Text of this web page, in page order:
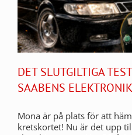
DET SLUTGILTIGA
SAABENS
Mona är på plats för att
kretskortet! Nu är det upp